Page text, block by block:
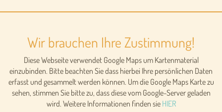
Wir brauchen Ihre Zustimmung!
Diese Webseite verwendet Google Maps um Kartenmaterial
einzubinden. Bitte beachten Sie dass hierbei Ihre persönlichen Daten
erfasst und gesammelt werden können. Um die Google Maps Karte zu
sehen, stimmen Sie bitte zu, dass diese vom Google-Server geladen
wird. Weitere Informationen finden sie HIER